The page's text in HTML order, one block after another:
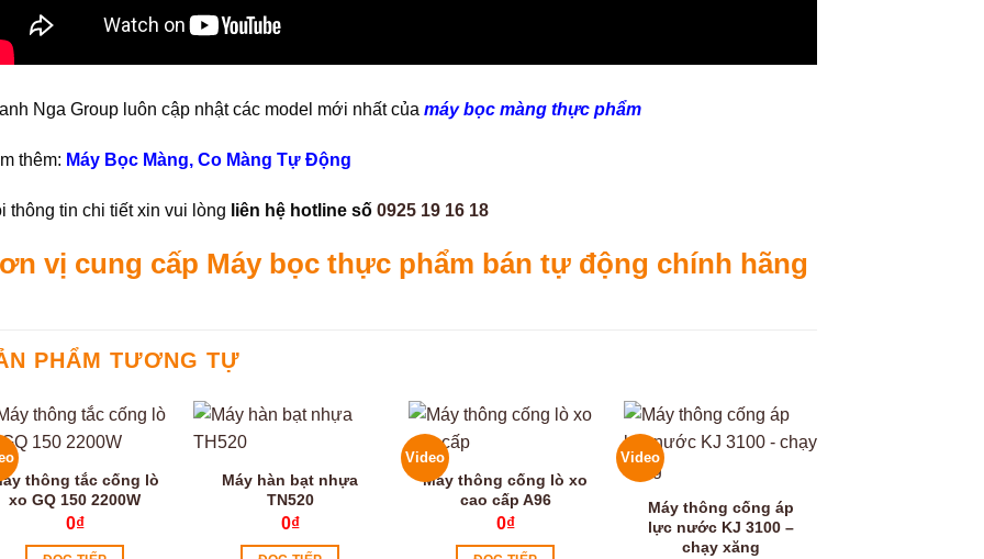
Nga Group luôn cập nhật các model mới nhất của máy bọc màng thực phẩm
thêm: Máy Bọc Màng, Co Màng Tự Động
thông tin chi tiết xin vui lòng liên hệ hotline số 0925 19 16 18
vị cung cấp Máy bọc thực phẩm bán tự động chính hãng
PHẨM TƯƠNG TỰ
thông tắc cống lò
xo GQ 150 2200W
0₫
Máy hàn bạt nhựa
TN520
0₫
Video
Máy thông cống lò xo
cao cấp A96
0₫
Video
Máy thông cống áp
lực nước KJ 3100 –
chạy xăng